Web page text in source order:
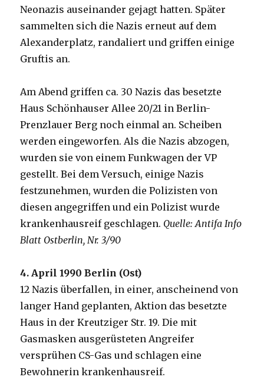
Neonazis auseinander gejagt hatten. Später
sammelten sich die Nazis erneut auf dem
Alexanderplatz, randaliert und griffen einige
Gruftis an.
Am Abend griffen ca. 30 Nazis das besetzte
Haus Schönhauser Allee 20/21 in Berlin-
Prenzlauer Berg noch einmal an. Scheiben
werden eingeworfen. Als die Nazis abzogen,
wurden sie von einem Funkwagen der VP
gestellt. Bei dem Versuch, einige Nazis
festzunehmen, wurden die Polizisten von
diesen angegriffen und ein Polizist wurde
krankenhausreif geschlagen. Quelle: Antifa Info
Blatt Ostberlin, Nr. 3/90
4. April 1990 Berlin (Ost)
12 Nazis überfallen, in einer, anscheinend von
langer Hand geplanten, Aktion das besetzte
Haus in der Kreutziger Str. 19. Die mit
Gasmasken ausgerüsteten Angreifer
versprühen CS-Gas und schlagen eine
Bewohnerin krankenhausreif.